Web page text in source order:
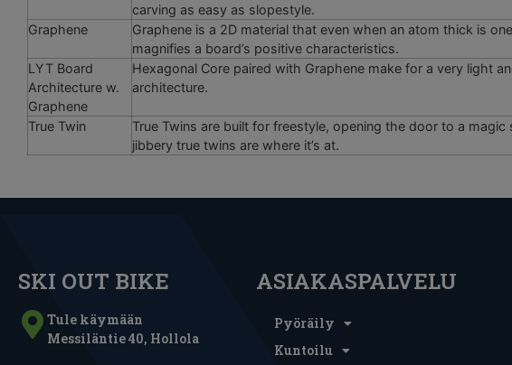
carving as easy as slopestyle.
Graphene
Graphene is a 2D material that even when an atom thick is
magnifies a board’s positive characteristics.
LYT Board
Architecture w.
Graphene
Hexagonal Core paired with Graphene make for a very light
architecture.
True Twin
True Twins are built for freestyle, opening the door to a
jibbery true twins are where it’s at.
SKI OUT BIKE
Tule käymään
Messiläntie 40, Hollola
ASIAKASPALVELU
Pyöräily
Kuntoilu